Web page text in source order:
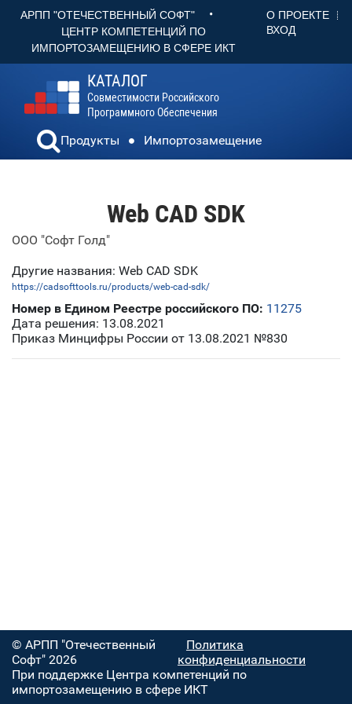
АРПП "ОТЕЧЕСТВЕННЫЙ СОФТ" •
ЦЕНТР КОМПЕТЕНЦИЙ ПО
ИМПОРТОЗАМЕЩЕНИЮ В СФЕРЕ ИКТ
О ПРОЕКТЕ
ВХОД
КАТАЛОГ
Совместимости Российского
Программного Обеспечения
Продукты Импортозамещение
Web CAD SDK
ООО "Софт Голд"
Другие названия: Web CAD SDK
https://cadsofttools.ru/products/web-cad-sdk/
Номер в Едином Реестре российского ПО: 11275
Дата решения: 13.08.2021
Приказ Минцифры России от 13.08.2021 №830
© АРПП "Отечественный
Софт" 2026
Политика
конфиденциальности
При поддержке Центра компетенций по
импортозамещению в сфере ИКТ